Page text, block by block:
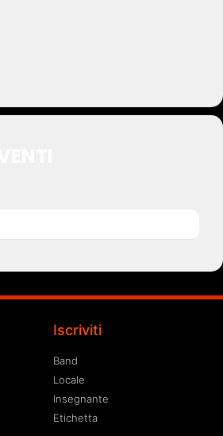
Iscriviti
Band
Locale
Insegnante
Etichetta